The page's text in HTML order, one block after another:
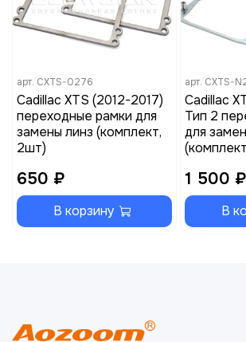
арт. CXTS-0276
Cadillac XTS (2012-2017)
переходные рамки для
замены линз (комплект,
2шт)
650 ₽
В корзину
арт. CXTS-
Cadillac
Тип 2
для
1 500 ₽
В